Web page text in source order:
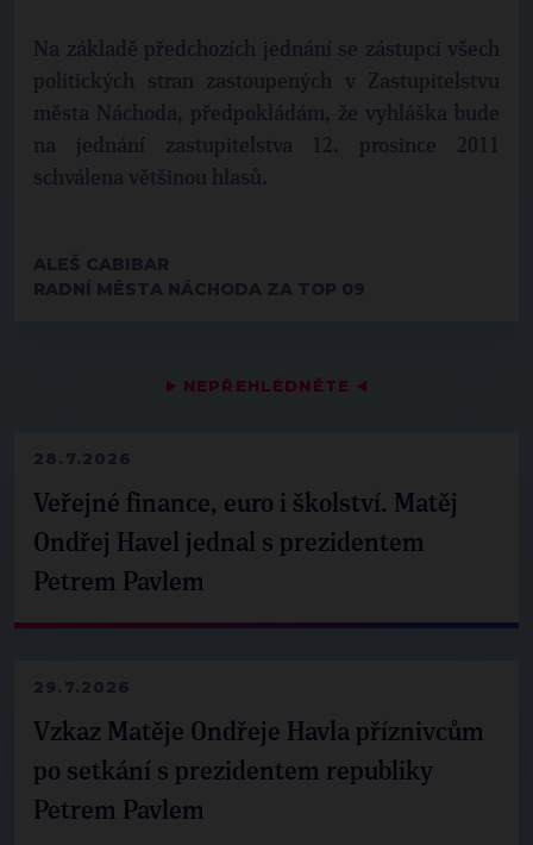
▶ NEPŘEHLÉDNĚTE ◀
28.7.2026
Veřejné finance, euro i školství. Matěj
Ondřej Havel jednal s prezidentem
Petrem Pavlem
29.7.2026
Vzkaz Matěje Ondřeje Havla příznivcům
po setkání s prezidentem republiky
Petrem Pavlem
Na základě předchozích jednání se zástupci všech
politických stran zastoupených v Zastupitelstvu
města Náchoda, předpokládám, že vyhláška bude
na jednání zastupitelstva 12. prosince 2011
schválena většinou hlasů.
ALEŠ CABIBAR
RADNÍ MĚSTA NÁCHODA ZA TOP 09